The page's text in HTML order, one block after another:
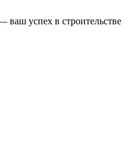
ваш успех в строительстве